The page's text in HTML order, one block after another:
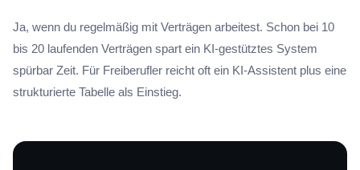
Ja, wenn du regelmäßig mit Verträgen arbeitest. Schon bei 10
bis 20 laufenden Verträgen spart ein KI-gestütztes System
spürbar Zeit. Für Freiberufler reicht oft ein KI-Assistent plus eine
strukturierte Tabelle als Einstieg.